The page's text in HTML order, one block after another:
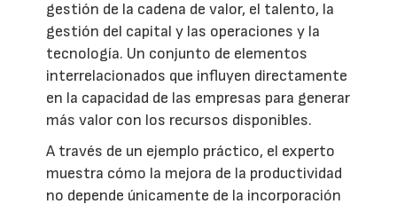
gestión de la cadena de valor, el talento, la
gestión del capital y las operaciones y la
tecnología. Un conjunto de elementos
interrelacionados que influyen directamente
en la capacidad de las empresas para generar
más valor con los recursos disponibles.
A través de un ejemplo práctico, el experto
muestra cómo la mejora de la productividad
no depende únicamente de la incorporación